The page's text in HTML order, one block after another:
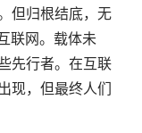
但归根结底，无
联网。载体未
先行者。在互联
现，但最终人们